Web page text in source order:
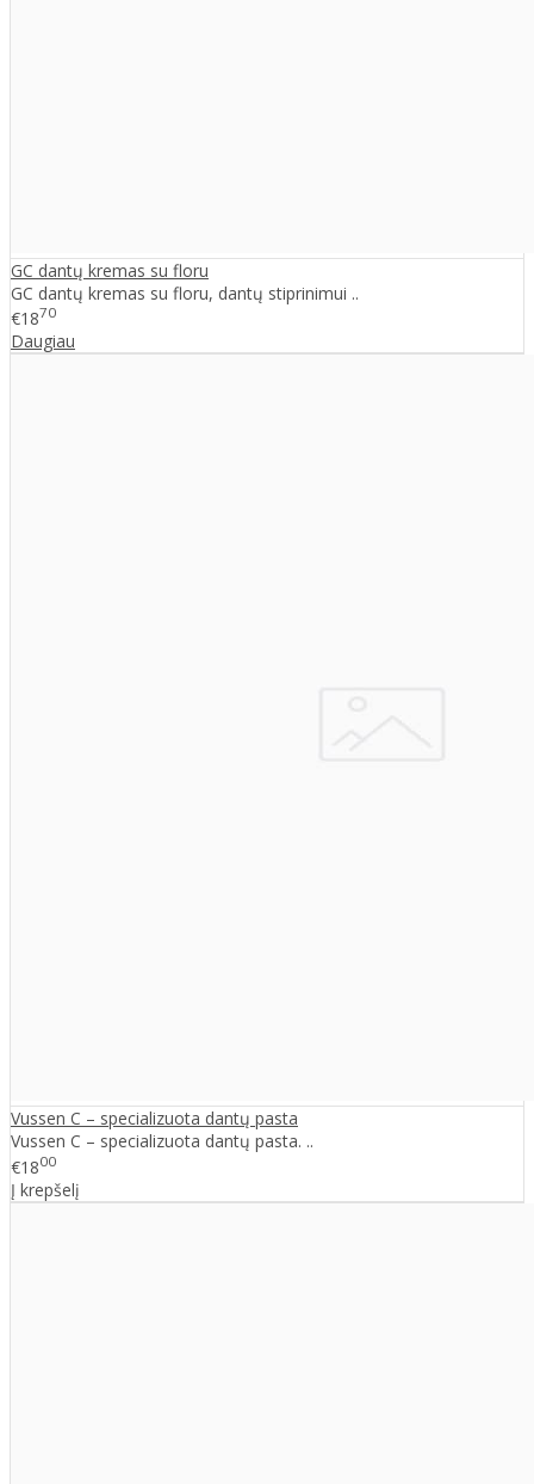
GC dantų kremas su floru
GC dantų kremas su floru, dantų stiprinimui ..
€1870
Daugiau
Vussen C – specializuota dantų pasta
Vussen C – specializuota dantų pasta. ..
€1800
Į krepšelį